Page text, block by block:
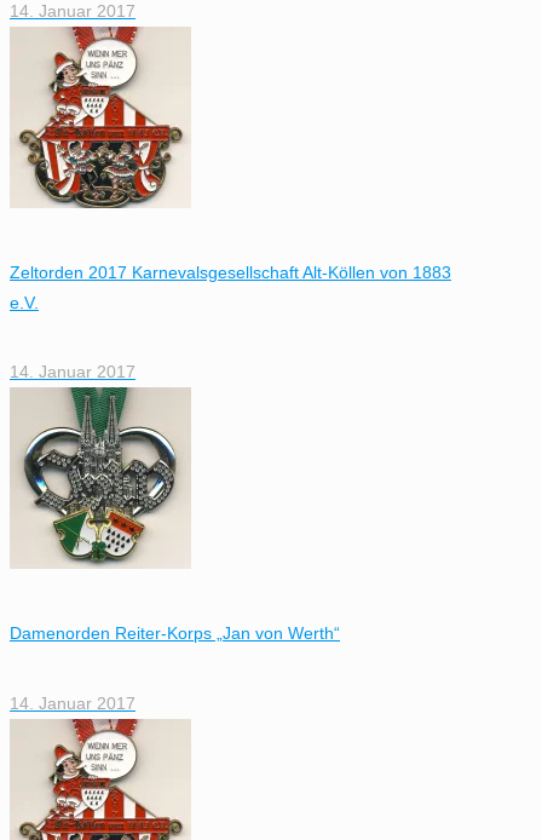
14. Januar 2017
Zeltorden 2017 Karnevalsgesellschaft Alt-Köllen von 1883
e.V.
14. Januar 2017
Damenorden Reiter-Korps „Jan von Werth“
14. Januar 2017